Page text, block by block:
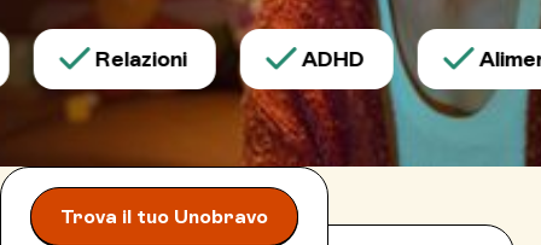
Relazioni ADHD
Trova il tuo Unobravo